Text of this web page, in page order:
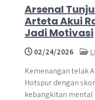
Arsenal
Arteta Akui
Jadi Motivasi
02/24/2026
Kemenangan telak
Hotspur dengan
kebangkitan mental